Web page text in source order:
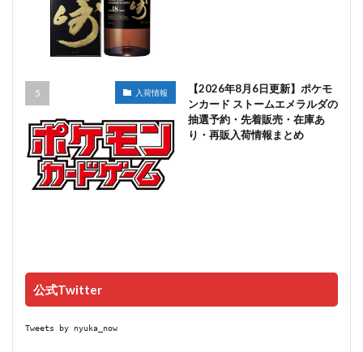
入荷情報
【2026年8月6日更新】ポケモ
ンカード ストームエメラルダの
抽選予約・先着販売・在庫あ
り・再販入荷情報まとめ
公式Twitter
Tweets by nyuka_now